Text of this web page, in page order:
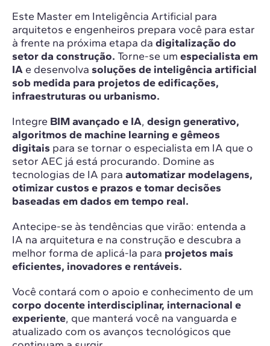
Este Master em Inteligência Artificial para
arquitetos e engenheiros prepara você para estar
à frente na próxima etapa da digitalização do
setor da construção. Torne-se um especialista em
IA e desenvolva soluções de inteligência artificial
sob medida para projetos de edificações,
infraestruturas ou urbanismo.
Integre BIM avançado e IA, design generativo,
algoritmos de machine learning e gêmeos
digitais para se tornar o especialista em IA que o
setor AEC já está procurando. Domine as
tecnologias de IA para automatizar modelagens,
otimizar custos e prazos e tomar decisões
baseadas em dados em tempo real.
Antecipe-se às tendências que virão: entenda a
IA na arquitetura e na construção e descubra a
melhor forma de aplicá-la para projetos mais
eficientes, inovadores e rentáveis.
Você contará com o apoio e conhecimento de um
corpo docente interdisciplinar, internacional e
experiente, que manterá você na vanguarda e
atualizado com os avanços tecnológicos que